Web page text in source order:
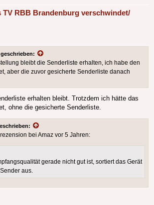
TV RBB Brandenburg verschwindet/
bleibt die Senderliste erhalten, ich habe den
aber die zuvor gesicherte Senderliste danach
erhalten bleibt. Trotzdem ich hätte das
ohne die gesicherte Senderliste.
bei Amaz vor 5 Jahren:
gerade nicht gut ist, sortiert das Gerät
aus.